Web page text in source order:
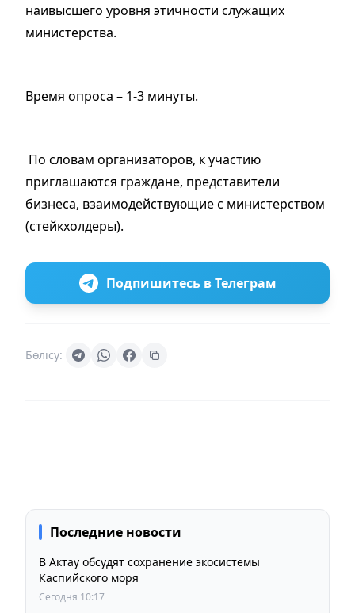
наивысшего уровня этичности служащих
министерства.
Время опроса – 1-3 минуты.
По словам организаторов, к участию
приглашаются граждане, представители
бизнеса, взаимодействующие с министерством
(стейкхолдеры).
Подпишитесь в Телеграм
Бөлісу:
Последние новости
В Актау обсудят сохранение экосистемы
Каспийского моря
Сегодня 10:17